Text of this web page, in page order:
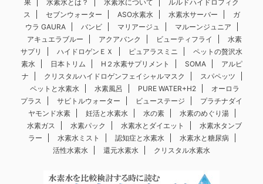
果
水素水とは？ 水素水について
ルルドハイドロフィク
ス
セブンウォーター ASO水素水 水素水サーバー
ガ
ウラ GAURA
バンビ マリアージュ
マルーンジュニア
アキュエラブルー
アクアバンク ビューティフライ
水素
サプリ
ハイドロゲンＥＸ ピュアラスミニ
ペットの贅沢水
素水
日本トリム H２水素サプリメント SOMA
アルピ
ナ
クリスタルハイドロゲンフェイシャルマスク
スパペッツ
ペットと水素水
水素風呂 PURE WATER+H2
オーロラ
プラス
サビトルウォーター ビューステージ
プラチナダイ
ヤモンド水素
妊活と水素水 水の素
水素のめぐり湯
水素ガス
水素パック 水素水とダイエット
水素水タンブ
ラー
水素水ミスト 認知症と水素水
水素水と糖尿病
活性水素水
還元水素水 クリスタル水素水